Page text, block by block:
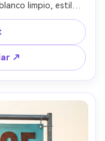
limpio, estilo
botón CTA
ultra nítido
85mm, poca
ar 4:5
↗